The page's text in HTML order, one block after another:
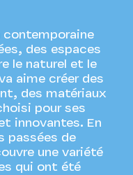
contemporaine
des espaces
le naturel et le
aime créer des
des matériaux
pour ses
innovantes. En
passées de
une variété
qui ont été